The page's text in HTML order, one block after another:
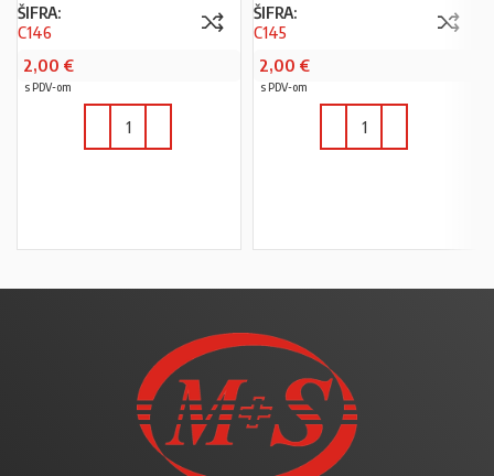
ŠIFRA:
C146
2,00 €
s PDV-om
ŠIFRA:
C145
2,00 €
s PDV-om